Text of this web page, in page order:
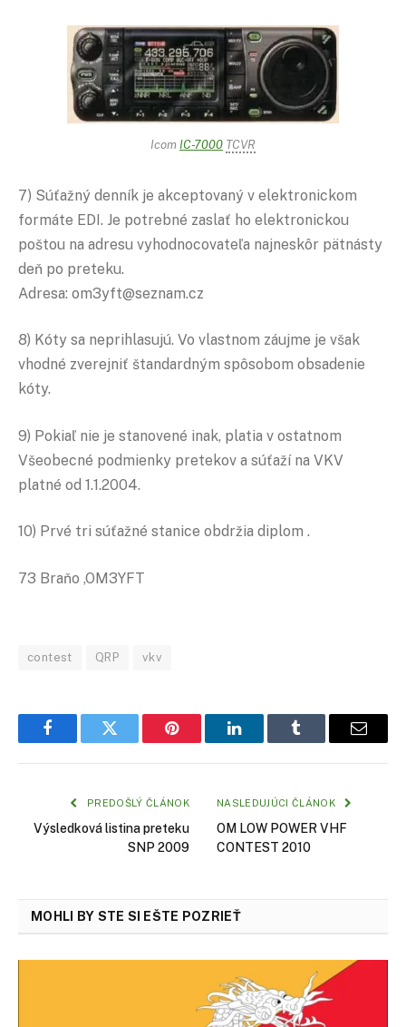
Icom IC-7000 TCVR
7) Súťažný denník je akceptovaný v elektronickom
formáte EDI. Je potrebné zaslať ho elektronickou
poštou na adresu vyhodnocovateľa najneskôr pätnásty
deň po preteku.
Adresa: om3yft@seznam.cz
8) Kóty sa neprihlasujú. Vo vlastnom záujme je však
vhodné zverejniť štandardným spôsobom obsadenie
kóty.
9) Pokiaľ nie je stanovené inak, platia v ostatnom
Všeobecné podmienky pretekov a súťaží na VKV
platné od 1.1.2004.
10) Prvé tri súťažné stanice obdržia diplom .
73 Braňo ,OM3YFT
contest QRP vkv
FacebookTwitter Pinterest LinkedInTumblr Email
PREDOŠLÝ ČLÁNOK
Výsledková listina preteku
SNP 2009
NASLEDUJÚCI ČLÁNOK
OM LOW POWER VHF
CONTEST 2010
MOHLI BY STE SI EŠTE POZRIEŤ